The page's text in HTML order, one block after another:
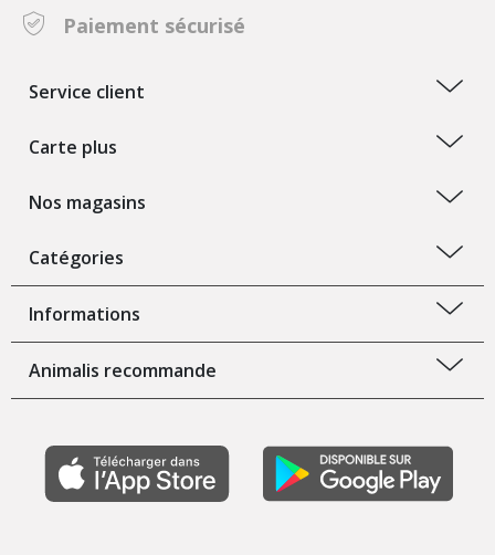
Paiement sécurisé
Service client
Carte plus
Nos magasins
Catégories
Informations
Animalis recommande